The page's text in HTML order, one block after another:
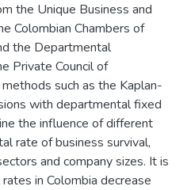
the Unique Business and
Colombian Chambers of
the Departmental
Private Council of
such as the Kaplan-
with departmental fixed
the influence of different
rate of business survival,
and company sizes. It is
in Colombia decrease